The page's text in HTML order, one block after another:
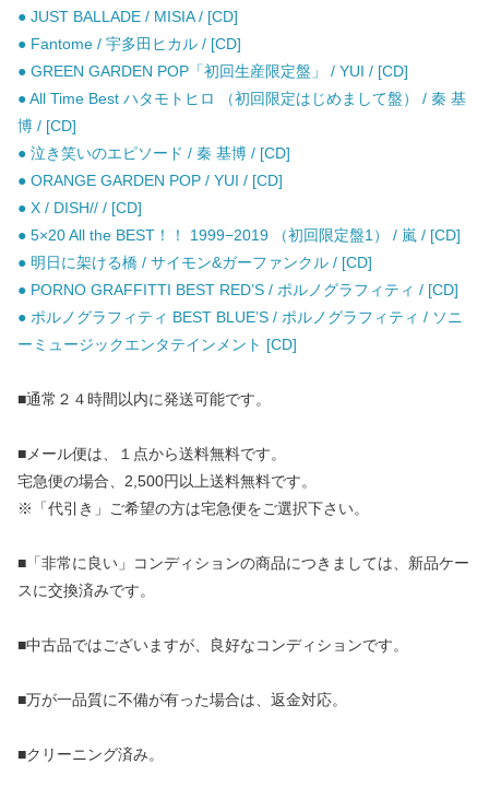
● JUST BALLADE / MISIA / [CD]
● Fantome / 宇多田ヒカル / [CD]
● GREEN GARDEN POP「初回生産限定盤」 / YUI / [CD]
● All Time Best ハタモトヒロ （初回限定はじめまして盤） / 秦 基
博 / [CD]
● 泣き笑いのエピソード / 秦 基博 / [CD]
● ORANGE GARDEN POP / YUI / [CD]
● X / DISH// / [CD]
● 5×20 All the BEST！！ 1999−2019 （初回限定盤1） / 嵐 / [CD]
● 明日に架ける橋 / サイモン&ガーファンクル / [CD]
● PORNO GRAFFITTI BEST RED’S / ポルノグラフィティ / [CD]
● ポルノグラフィティ BEST BLUE’S / ポルノグラフィティ / ソニ
ーミュージックエンタテインメント [CD]
■通常２４時間以内に発送可能です。
■メール便は、１点から送料無料です。
宅急便の場合、2,500円以上送料無料です。
※「代引き」ご希望の方は宅急便をご選択下さい。
■「非常に良い」コンディションの商品につきましては、新品ケー
スに交換済みです。
■中古品ではございますが、良好なコンディションです。
■万が一品質に不備が有った場合は、返金対応。
■クリーニング済み。